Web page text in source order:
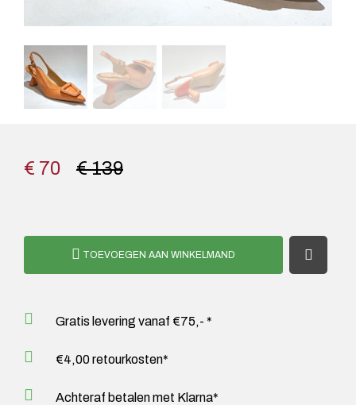
€ 139
€ 70
TOEVOEGEN AAN WINKELMAND
Gratis levering vanaf €75,- *
€4,00 retourkosten*
Achteraf betalen met Klarna*